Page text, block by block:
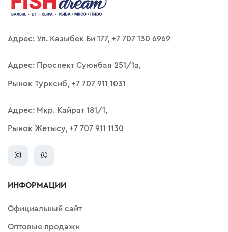
Адрес: Ул. Казыбек Би 177, +7 707 130 6969
Адрес: Проспект Суюнбая 251/1а,
Рынок Турксиб, +7 707 911 1031
Адрес: Мкр. Кайрат 181/1,
Рынок Жетысу, +7 707 911 1130
ИНФОРМАЦИИ
Официальный сайт
Оптовые продажи